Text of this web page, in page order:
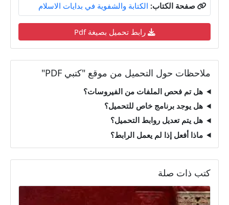
صفحة الكتاب: الكتابة والشفوية في بدايات الاسلام
رابط تحميل بصيغة Pdf
ملاحظات حول التحميل من موقع "كتبي PDF"
هل تم فحص الملفات من الفيروسات؟
هل يوجد برنامج خاص للتحميل؟
هل يتم تعديل روابط التحميل؟
ماذا أفعل إذا لم يعمل الرابط؟
كتب ذات صلة